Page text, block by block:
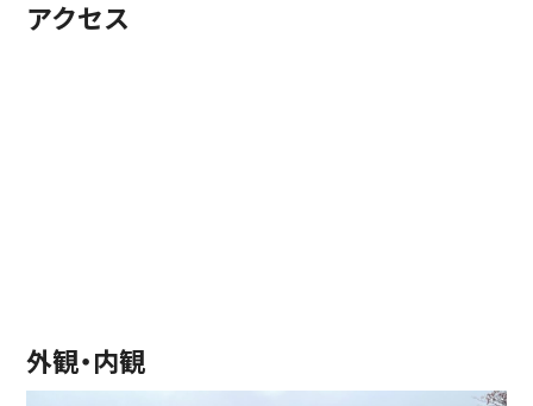
アクセス
外観・内観